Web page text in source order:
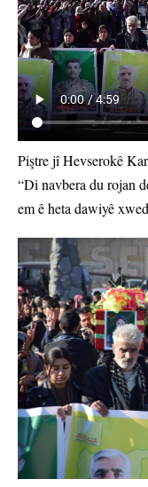
Piştre jî Hevserokê
“Di navbera du rojan
em ê heta dawiyê